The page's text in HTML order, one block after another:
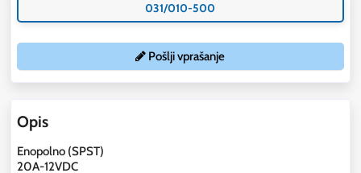
031/010-500
Pošlji vprašanje
Opis
Enopolno (SPST)
20A-12VDC